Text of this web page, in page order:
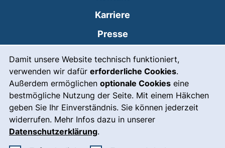
Damit unsere Website technisch funktioniert,
verwenden wir dafür erforderliche Cookies.
Außerdem ermöglichen optionale Cookies eine
bestmögliche Nutzung der Seite. Mit einem Häkchen
geben Sie Ihr Einverständnis. Sie können jederzeit
widerrufen. Mehr Infos dazu in unserer
Datenschutzerklärung.
Karriere
Presse
Leichte Sprache
Gebärdensprache
Notfall(externer Link, öffnet
Impressum